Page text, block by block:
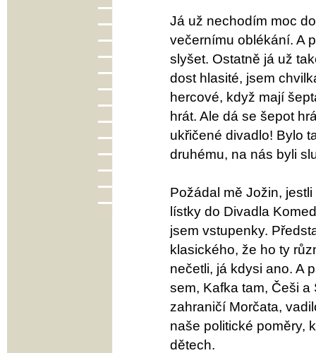
Já už nechodím moc
večernímu oblékání. A
slyšet. Ostatně já už
dost hlasité, jsem
hercové, když mají
hrát. Ale dá se šepot
ukřičené divadlo! Bylo
druhému, na nás byli
Požádal mě Jožin,
lístky do Divadla
jsem vstupenky.
klasického, že ho ty
nečetli, já kdysi ano. A
sem, Kafka tam, Češi
zahraničí Morčata,
naše politické poměry,
dětech.